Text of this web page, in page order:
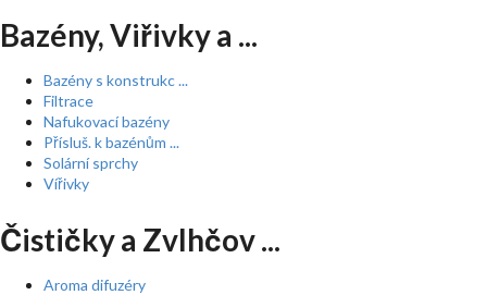
Bazény, Viřivky a ...
Bazény s konstrukc ...
Filtrace
Nafukovací bazény
Přísluš. k bazénům ...
Solární sprchy
Vířivky
Čističky a Zvlhčov ...
Aroma difuzéry